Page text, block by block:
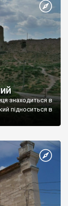
знаходиться в
підноситься в